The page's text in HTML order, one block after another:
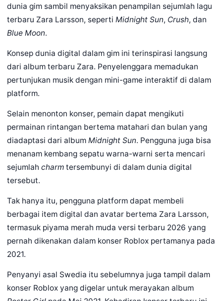
dunia gim sambil menyaksikan penampilan sejumlah lagu
terbaru Zara Larsson, seperti Midnight Sun, Crush, dan
Blue Moon.
Konsep dunia digital dalam gim ini terinspirasi langsung
dari album terbaru Zara. Penyelenggara memadukan
pertunjukan musik dengan mini-game interaktif di dalam
platform.
Selain menonton konser, pemain dapat mengikuti
permainan rintangan bertema matahari dan bulan yang
diadaptasi dari album Midnight Sun. Pengguna juga bisa
menanam kembang sepatu warna-warni serta mencari
sejumlah charm tersembunyi di dalam dunia digital
tersebut.
Tak hanya itu, pengguna platform dapat membeli
berbagai item digital dan avatar bertema Zara Larsson,
termasuk piyama merah muda versi terbaru 2026 yang
pernah dikenakan dalam konser Roblox pertamanya pada
2021.
Penyanyi asal Swedia itu sebelumnya juga tampil dalam
konser Roblox yang digelar untuk merayakan album